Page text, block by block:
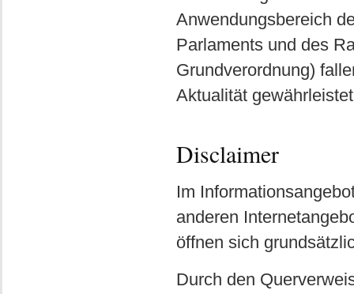
Anwendungsbereich
Parlaments und des
Grundverordnung)
Aktualität
Disclaimer
Im
anderen
öffnen sich
Durch den